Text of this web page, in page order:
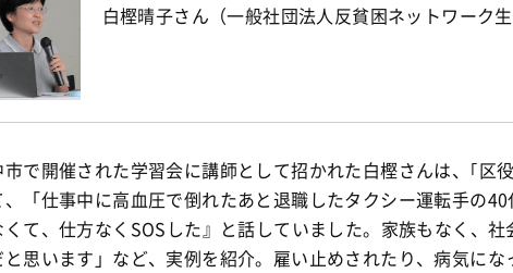
白樫晴子さん（一般社団法人反貧困ネットワーク生
で開催された学習会に講師として招かれた白樫さんは、｢区
、「仕事中に高血圧で倒れたあと退職したタクシー運転手の
くて、仕方なくSOSした』と話していました。家族もなく、
と思います」など、実例を紹介。雇い止めされたり、病気に